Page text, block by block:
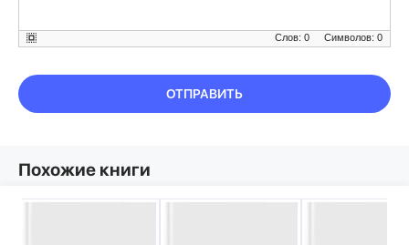
Символов: 0
Слов: 0
ОТПРАВИТЬ
Похожие книги